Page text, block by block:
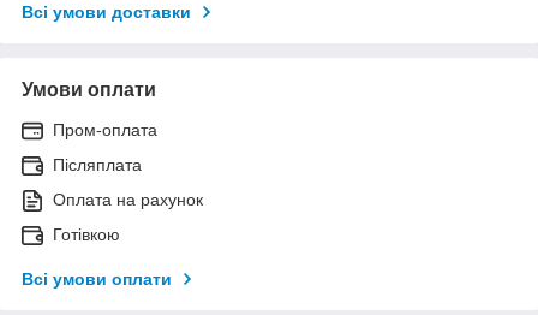
Всі умови доставки
Умови оплати
Пром-оплата
Післяплата
Оплата на рахунок
Готівкою
Всі умови оплати